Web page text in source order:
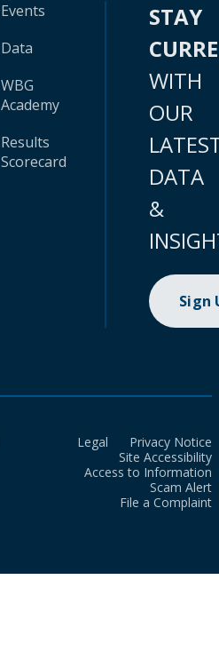
Events
Data
WBG
Academy
Results
Scorecard
STAY
WITH
OUR
DATA
&
Sign
Legal
Privacy Notice
Site Accessibility
Access to Information
Scam Alert
File a Complaint